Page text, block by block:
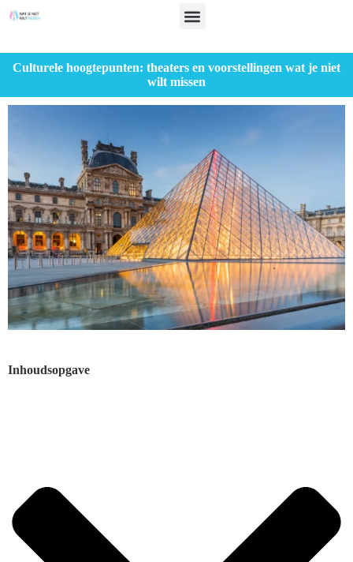
Culturele hoogtepunten: theaters en voorstellingen wat je niet
wilt missen
Inhoudsopgave